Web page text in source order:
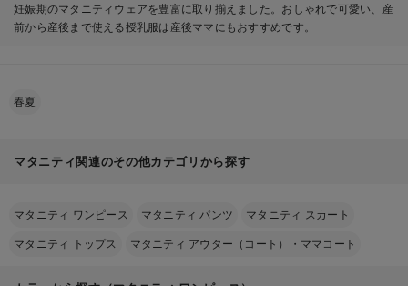
妊娠期のマタニティウェアを豊富に取り揃えました。おしゃれで可愛い、産
前から産後まで使える授乳服は産後ママにもおすすめです。
春夏
マタニティ関連のその他カテゴリから探す
マタニティ ワンピース マタニティ パンツ マタニティ スカート
マタニティ トップス マタニティ アウター（コート）・ママコート